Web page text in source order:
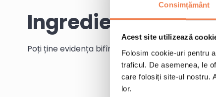
Consimțământ
Acest site utilizează
Folosim cookie-uri pentru
traficul. De asemenea, le
care folosiți site-ul nostru.
lor.
Ingrediente
Poți ține evidența bifînd ingredientele pe